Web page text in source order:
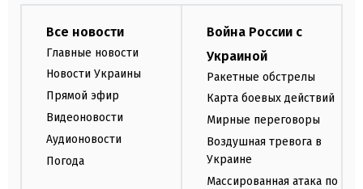
Все новости
Главные новости
Новости Украины
Прямой эфир
Видеоновости
Аудионовости
Погода
Война России с
Украиной
Ракетные обстрелы
Карта боевых действий
Мирные переговоры
Воздушная тревога в
Украине
Массированная атака по